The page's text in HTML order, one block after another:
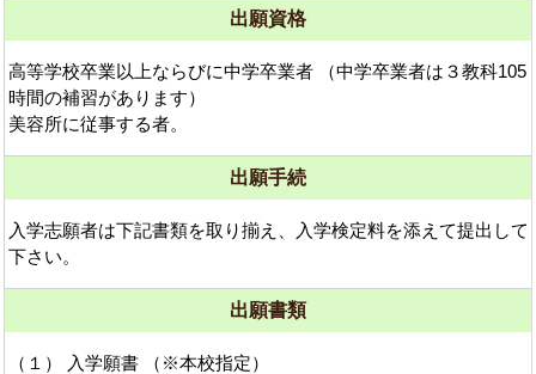
出願資格
高等学校卒業以上ならびに中学卒業者 （中学卒業者は３教科105
時間の補習があります）
美容所に従事する者。
出願手続
入学志願者は下記書類を取り揃え、入学検定料を添えて提出して
下さい。
出願書類
（１） 入学願書 （※本校指定）